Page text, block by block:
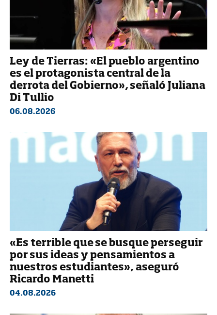
Ley de Tierras: «El pueblo argentino
es el protagonista central de la
derrota del Gobierno», señaló Juliana
Di Tullio
06.08.2026
«Es terrible que se busque perseguir
por sus ideas y pensamientos a
nuestros estudiantes», aseguró
Ricardo Manetti
04.08.2026